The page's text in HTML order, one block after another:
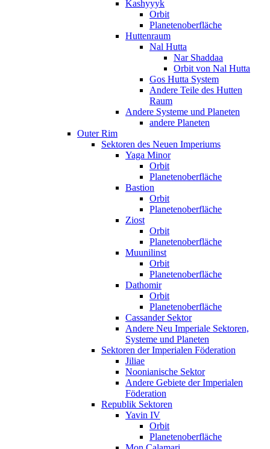
Kashyyyk
Orbit
Planetenoberfläche
Huttenraum
Nal Hutta
Nar Shaddaa
Orbit von Nal Hutta
Gos Hutta System
Andere Teile des Hutten
Raum
Andere Systeme und Planeten
andere Planeten
Outer Rim
Sektoren des Neuen Imperiums
Yaga Minor
Orbit
Planetenoberfläche
Bastion
Orbit
Planetenoberfläche
Ziost
Orbit
Planetenoberfläche
Muunilinst
Orbit
Planetenoberfläche
Dathomir
Orbit
Planetenoberfläche
Cassander Sektor
Andere Neu Imperiale Sektoren,
Systeme und Planeten
Sektoren der Imperialen Föderation
Jiliae
Noonianische Sektor
Andere Gebiete der Imperialen
Föderation
Republik Sektoren
Yavin IV
Orbit
Planetenoberfläche